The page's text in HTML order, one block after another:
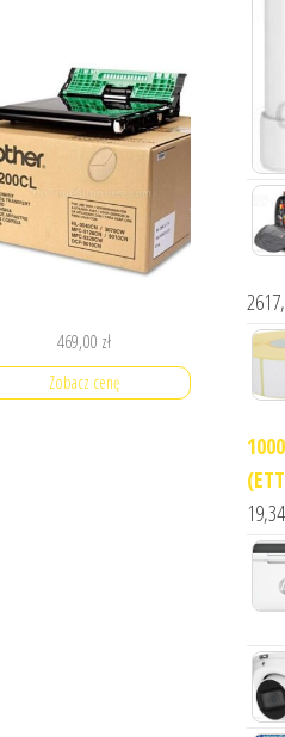
469,00 zł
Zobacz cenę
19,34